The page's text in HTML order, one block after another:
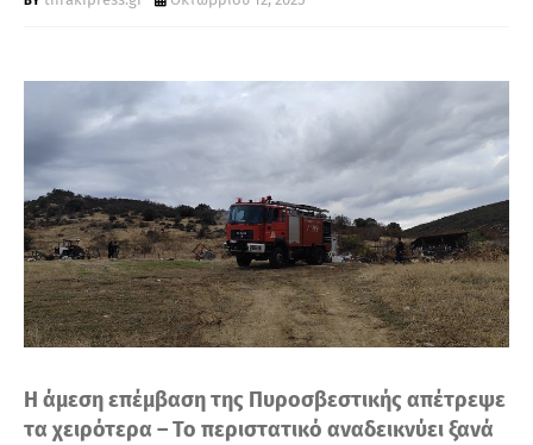
Τ
Η άμεση επέμβαση της Πυροσβεστικής απέτρεψε
τα χειρότερα – Το περιστατικό αναδεικνύει ξανά